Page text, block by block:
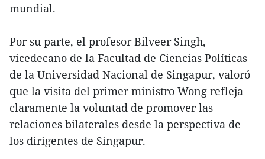
mundial.
Por su parte, el profesor Bilveer Singh,
vicedecano de la Facultad de Ciencias Políticas
de la Universidad Nacional de Singapur, valoró
que la visita del primer ministro Wong refleja
claramente la voluntad de promover las
relaciones bilaterales desde la perspectiva de
los dirigentes de Singapur.